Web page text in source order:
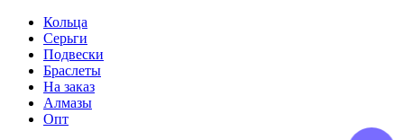
Кольца
Серьги
Подвески
Браслеты
На заказ
Алмазы
Опт